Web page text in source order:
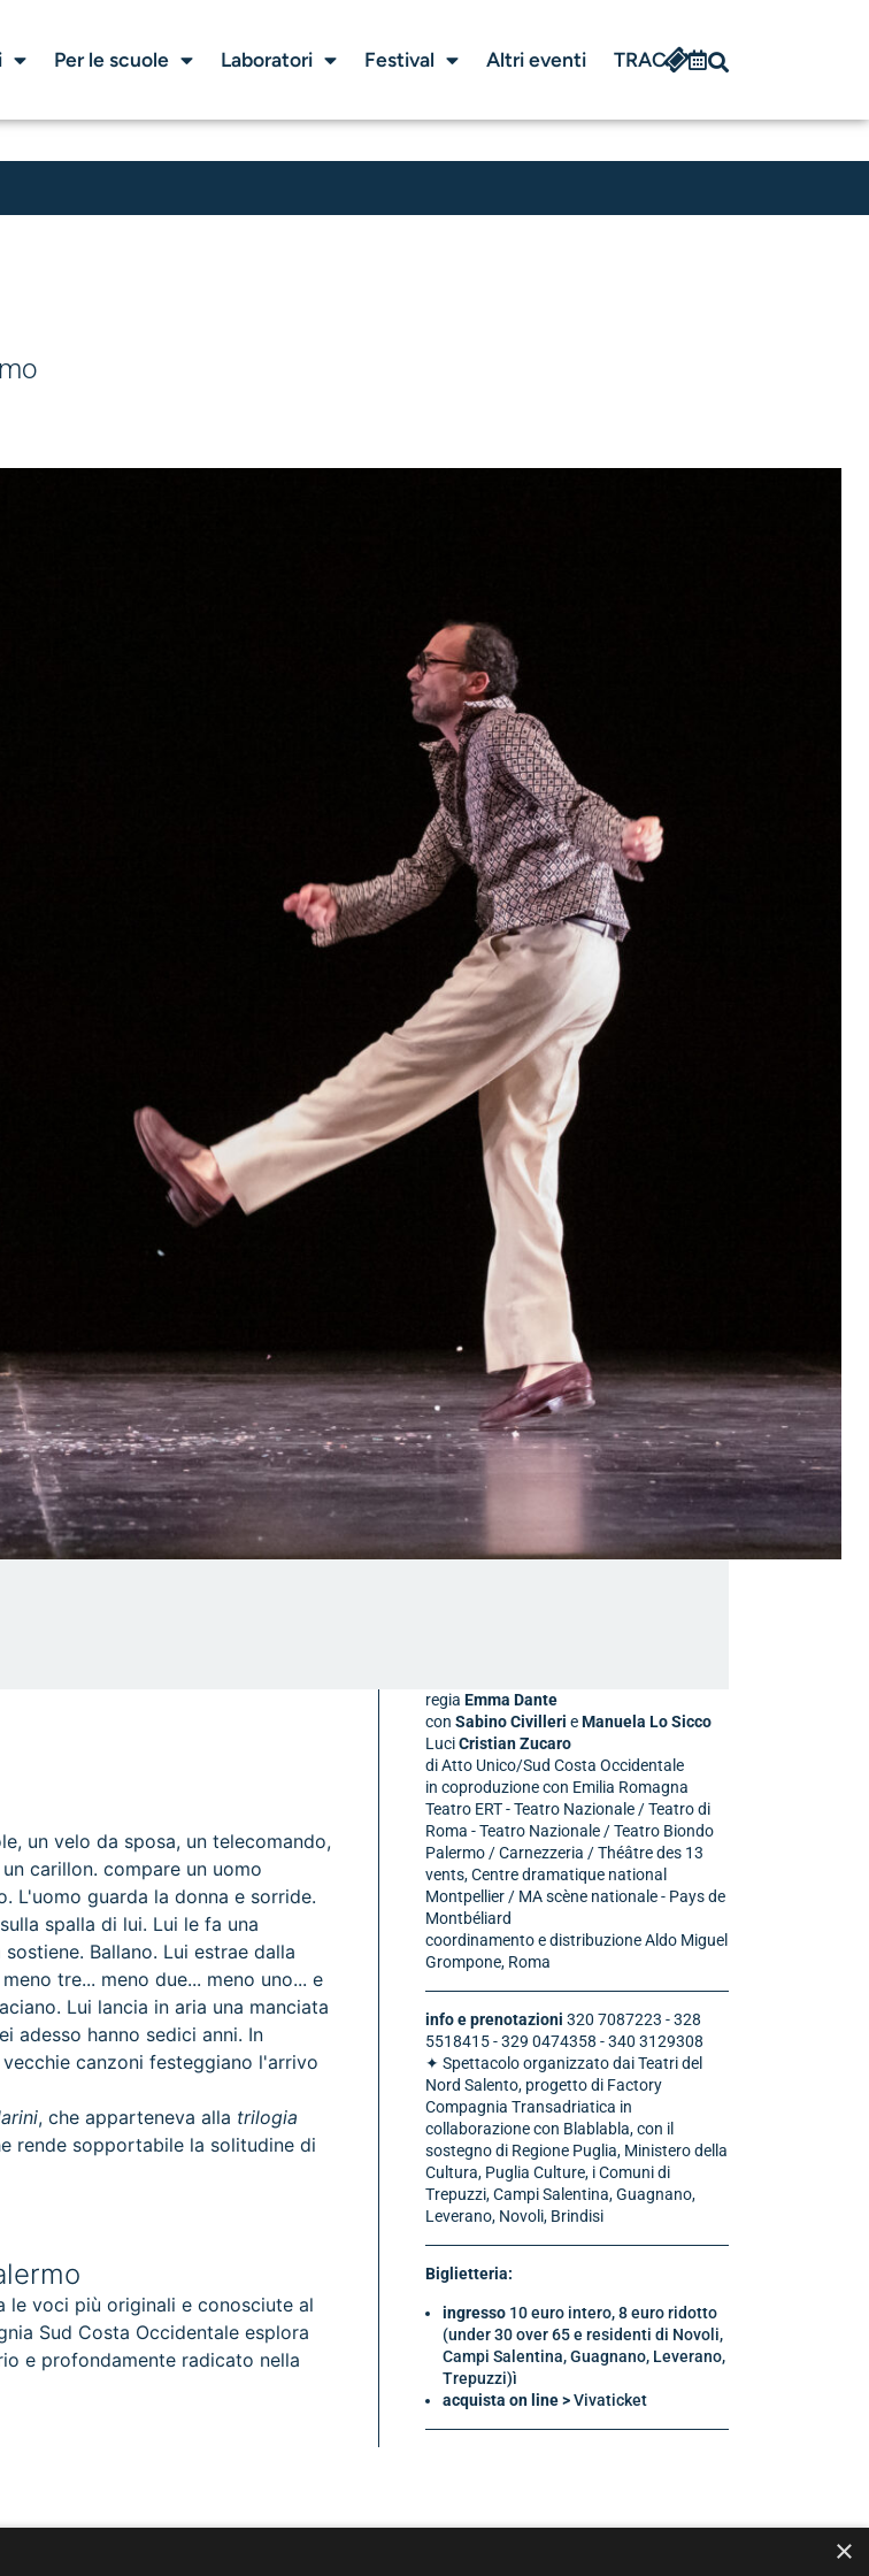
Per le scuole Laboratori Festival Altri eventi TRAC
un velo da sposa, un telecomando,
carillon. compare un uomo
L'uomo guarda la donna e sorride.
spalla di lui. Lui le fa una
Ballano. Lui estrae dalla
tre... meno due... meno uno... e
Lui lancia in aria una manciata
adesso hanno sedici anni. In
canzoni festeggiano l'arrivo
, che apparteneva alla trilogia
rende sopportabile la solitudine di
le voci più originali e conosciute al
Sud Costa Occidentale esplora
e profondamente radicato nella
regia Emma Dante
con Sabino Civilleri eManuela Lo Sicco
LuciCristian Zucaro
di Atto Unico/Sud Costa Occidentale
in coproduzione con Emilia Romagna
Teatro ERT - Teatro Nazionale / Teatro di
Roma - Teatro Nazionale / Teatro Biondo
Palermo / Carnezzeria / Théâtre des 13
vents, Centre dramatique national
Montpellier / MA scène nationale - Pays de
Montbéliard
coordinamento e distribuzione Aldo Miguel
Grompone, Roma
info e prenotazioni 320 7087223 - 328
5518415 - 329 0474358 - 340 3129308
✦ Spettacolo organizzato dai Teatri del
Nord Salento, progetto di Factory
Compagnia Transadriatica in
collaborazione con Blablabla, con il
sostegno di Regione Puglia, Ministero della
Cultura, Puglia Culture, i Comuni di
Trepuzzi, Campi Salentina, Guagnano,
Leverano, Novoli, Brindisi
Biglietteria:
ingresso 10 euro intero, 8 euro ridotto
(under 30 over 65 e residenti di Novoli,
Campi Salentina, Guagnano, Leverano,
Trepuzzi)ì
acquista on line >Vivaticket
×